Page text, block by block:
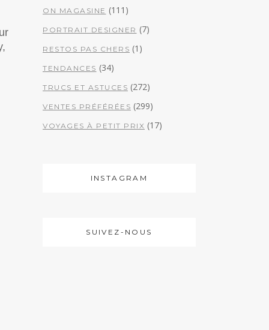
ON MAGASINE (111)
PORTRAIT DESIGNER (7)
RESTOS PAS CHERS (1)
TENDANCES (34)
TRUCS ET ASTUCES (272)
VENTES PRÉFÉRÉES (299)
VOYAGES À PETIT PRIX (17)
INSTAGRAM
SUIVEZ-NOUS